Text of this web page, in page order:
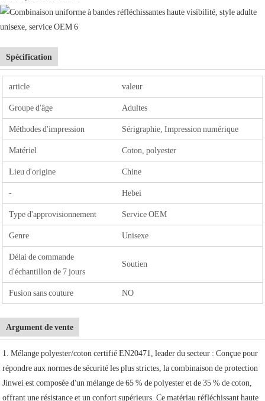
Spécification
article valeur
Groupe d'âge Adultes
Méthodes d'impression Sérigraphie, Impression numérique
Matériel Coton, polyester
Lieu d'origine Chine
- Hebei
Type d'approvisionnement Service OEM
Genre Unisexe
Délai de commande
d'échantillon de 7 jours
Soutien
Fusion sans couture NO
Argument de vente
1. Mélange polyester/coton certifié EN20471, leader du secteur : Conçue pour
répondre aux normes de sécurité les plus strictes, la combinaison de protection
Jinwei est composée d'un mélange de 65 % de polyester et de 35 % de coton,
offrant une résistance et un confort supérieurs. Ce matériau réfléchissant haute